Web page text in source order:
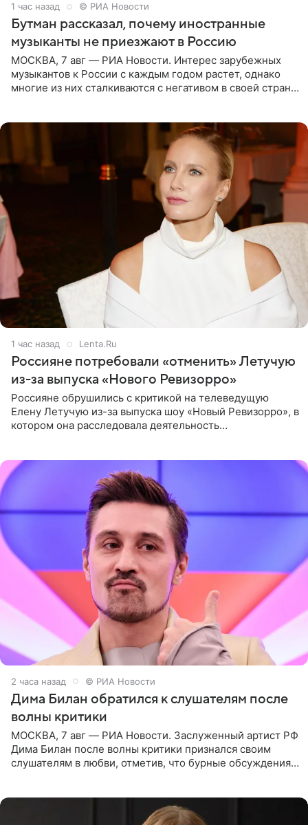
1 час назад © РИА Новости
Бутман рассказал, почему иностранные
музыканты не приезжают в Россию
МОСКВА, 7 авг — РИА Новости. Интерес зарубежных
музыкантов к России с каждым годом растет, однако
многие из них сталкиваются с негативом в своей стране
1 час назад Lenta.Ru
Россияне потребовали «отменить» Летучую
из-за выпуска «Нового Ревизорро»
Россияне обрушились с критикой на телеведущую
Елену Летучую из-за выпуска шоу «Новый Ревизорро», в
котором она расследовала деятельность
2 часа назад © РИА Новости
Дима Билан обратился к слушателям после
волны критики
МОСКВА, 7 авг — РИА Новости. Заслуженный артист РФ
Дима Билан после волны критики признался своим
слушателям в любви, отметив, что бурные обсуждения